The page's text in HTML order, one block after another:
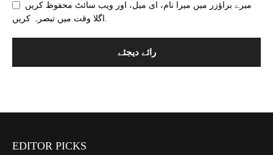
میرے براؤزر میں میرا نام، ای میل، اور ویب سائٹ محفوظ کریں
اگلا وقت میں تبصرہ کریں.
EDITOR PICKS